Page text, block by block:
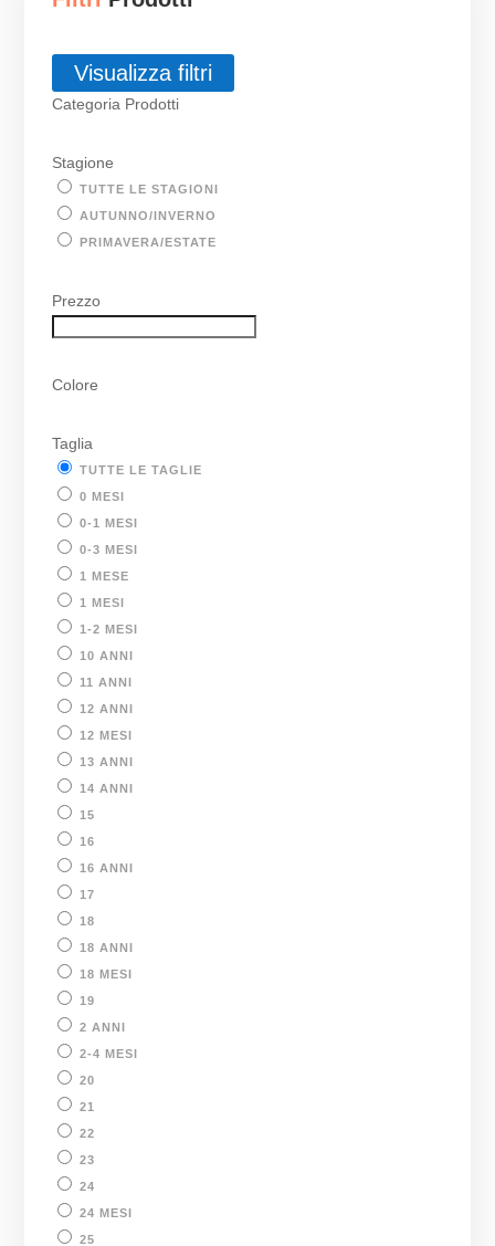
Visualizza filtri
Categoria Prodotti
Stagione
TUTTE LE STAGIONI
AUTUNNO/INVERNO
PRIMAVERA/ESTATE
Prezzo
Colore
Taglia
TUTTE LE TAGLIE
0 MESI
0-1 MESI
0-3 MESI
1 MESE
1 MESI
1-2 MESI
10 ANNI
11 ANNI
12 ANNI
12 MESI
13 ANNI
14 ANNI
15
16
16 ANNI
17
18
18 ANNI
18 MESI
19
2 ANNI
2-4 MESI
20
21
22
23
24
24 MESI
25